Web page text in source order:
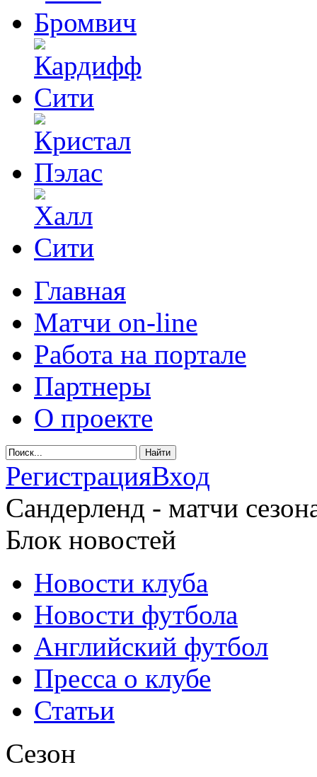
Главная
Матчи on-line
Работа на портале
Партнеры
О проекте
РегистрацияВход
Сандерленд - матчи
Блок новостей
Новости клуба
Новости футбола
Английский футбол
Пресса о клубе
Статьи
Сезон